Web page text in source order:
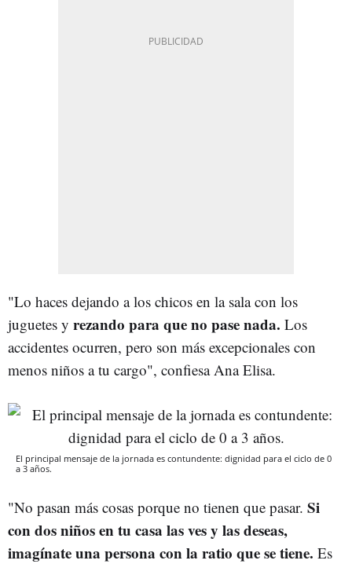
"Lo haces dejando a los chicos en la sala con los
juguetes y rezando para que no pase nada. Los
accidentes ocurren, pero son más excepcionales con
menos niños a tu cargo", confiesa Ana Elisa.
El principal mensaje de la jornada es contundente: dignidad para el ciclo de 0
a 3 años.
"No pasan más cosas porque no tienen que pasar. Si
con dos niños en tu casa las ves y las deseas,
imagínate una persona con la ratio que se tiene. Es